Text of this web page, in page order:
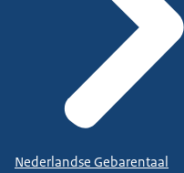
Nederlandse Gebarentaal